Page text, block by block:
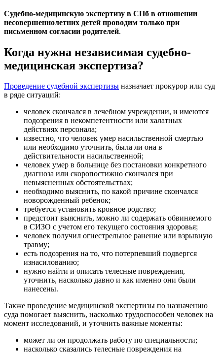
Судебно-медицинскую экспертизу в СПб в отношении
несовершеннолетних детей проводим только при
письменном согласии родителей.
Когда нужна независимая судебно-
медицинская экспертиза?
Проведение судебной экспертизы назначает прокурор или суд
в ряде ситуаций:
человек скончался в лечебном учреждении, и имеются
подозрения в некомпетентности или халатных
действиях персонала;
известно, что человек умер насильственной смертью
или необходимо уточнить, была ли она в
действительности насильственной;
человек умер в больнице без постановки конкретного
диагноза или скоропостижно скончался при
невыясненных обстоятельствах;
необходимо выяснить, по какой причине скончался
новорожденный ребенок;
требуется установить кровное родство;
предстоит выяснить, можно ли содержать обвиняемого
в СИЗО с учетом его текущего состояния здоровья;
человек получил огнестрельное ранение или взрывную
травму;
есть подозрения на то, что потерпевший подвергся
изнасилованию;
нужно найти и описать телесные повреждения,
уточнить, насколько давно и как именно они были
нанесены.
Также проведение медицинской экспертизы по назначению
суда помогает выяснить, насколько трудоспособен человек на
момент исследований, и уточнить важные моменты:
может ли он продолжать работу по специальности;
насколько сказались телесные повреждения на